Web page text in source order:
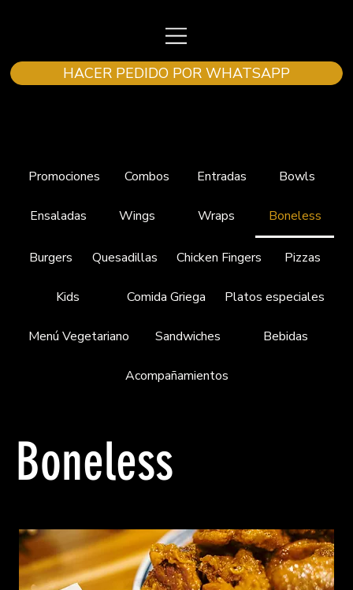
HACER PEDIDO POR WHATSAPP
Promociones Combos Entradas Bowls
Ensaladas Wings Wraps Boneless
Burgers Quesadillas Chicken Fingers Pizzas
Kids Comida Griega Platos especiales
Menú Vegetariano Sandwiches Bebidas
Acompañamientos
Boneless